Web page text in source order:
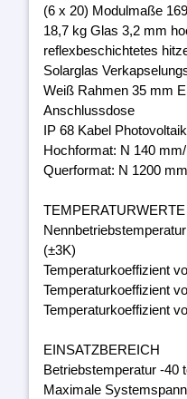
(6 x 20) Modulmaße
18,7 kg Glas 3,2 mm
reflexbeschichtetes
Solarglas
Weiß Rahmen 35 mm
Anschlussdose
IP 68 Kabel
Hochformat: N 140
Querformat: N 1200
TEMPERATURWERTE
(±3K)
Temperaturkoeffizient
Temperaturkoeffizient
Temperaturkoeffizient
EINSATZBEREICH
Betriebstemperatur -40
Maximale